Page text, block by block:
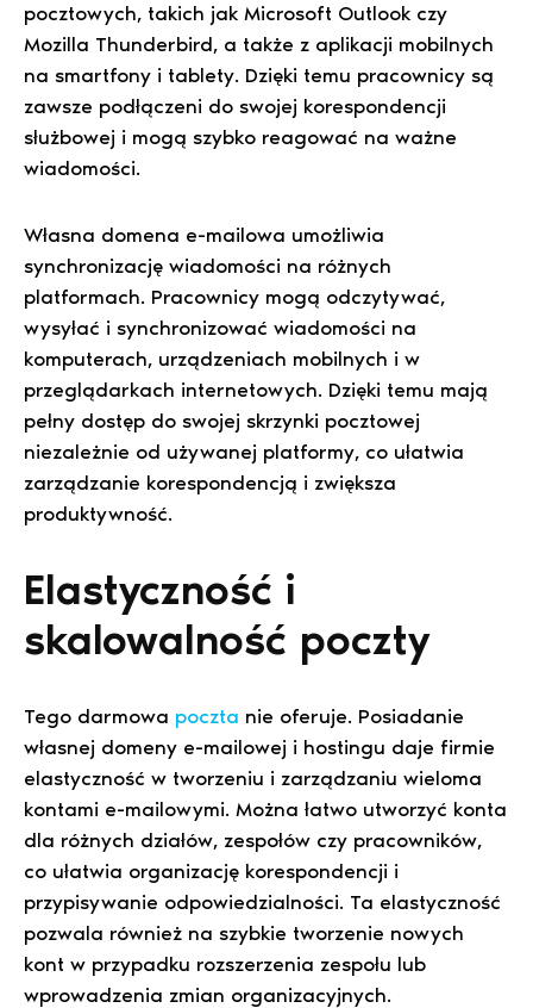
pocztowych, takich jak Microsoft Outlook czy
Mozilla Thunderbird, a także z aplikacji mobilnych
na smartfony i tablety. Dzięki temu pracownicy są
zawsze podłączeni do swojej korespondencji
służbowej i mogą szybko reagować na ważne
wiadomości.
Własna domena e-mailowa umożliwia
synchronizację wiadomości na różnych
platformach. Pracownicy mogą odczytywać,
wysyłać i synchronizować wiadomości na
komputerach, urządzeniach mobilnych i w
przeglądarkach internetowych. Dzięki temu mają
pełny dostęp do swojej skrzynki pocztowej
niezależnie od używanej platformy, co ułatwia
zarządzanie korespondencją i zwiększa
produktywność.
Elastyczność i
skalowalność poczty
Tego darmowa poczta nie oferuje. Posiadanie
własnej domeny e-mailowej i hostingu daje firmie
elastyczność w tworzeniu i zarządzaniu wieloma
kontami e-mailowymi. Można łatwo utworzyć konta
dla różnych działów, zespołów czy pracowników,
co ułatwia organizację korespondencji i
przypisywanie odpowiedzialności. Ta elastyczność
pozwala również na szybkie tworzenie nowych
kont w przypadku rozszerzenia zespołu lub
wprowadzenia zmian organizacyjnych.